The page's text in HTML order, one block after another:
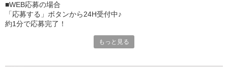
■WEB応募の場合
「応募する」ボタンから24H受付中♪
約1分で応募完了！
もっと見る